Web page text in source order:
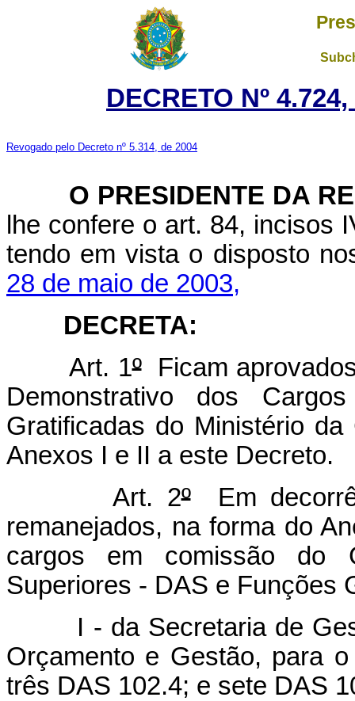
DECRETO Nº
Revogado pelo Decreto nº 5.314, de 2004
O PRESIDENTE DA
lhe confere o art. 84, incisos
tendo em vista o disposto
28 de maio de 2003,
DECRETA:
Art. 1ºFicam
Demonstrativo dos
Gratificadas do Ministério
Anexos I e II a este Decreto.
Art. 2ºEm
remanejados, na forma do
cargos em comissão do
Superiores - DAS e Funções
I - da Secretaria de
Orçamento e Gestão, para
três DAS 102.4; e sete DAS